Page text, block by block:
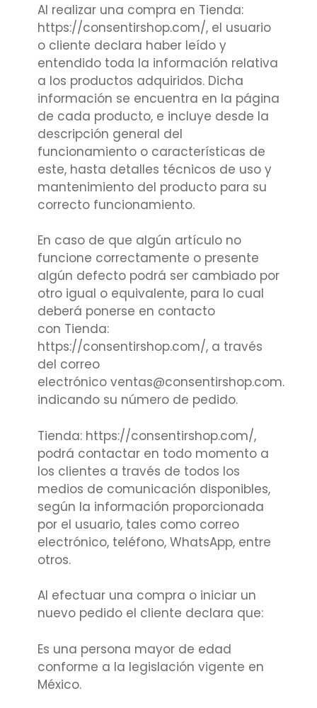
Al realizar una compra en Tienda:
https://consentirshop.com/, el usuario
o cliente declara haber leído y
entendido toda la información relativa
a los productos adquiridos. Dicha
información se encuentra en la página
de cada producto, e incluye desde la
descripción general del
funcionamiento o características de
este, hasta detalles técnicos de uso y
mantenimiento del producto para su
correcto funcionamiento.
En caso de que algún artículo no
funcione correctamente o presente
algún defecto podrá ser cambiado por
otro igual o equivalente, para lo cual
deberá ponerse en contacto
con Tienda:
https://consentirshop.com/, a través
del correo
electrónico ventas@consentirshop.com.
indicando su número de pedido.
Tienda: https://consentirshop.com/,
podrá contactar en todo momento a
los clientes a través de todos los
medios de comunicación disponibles,
según la información proporcionada
por el usuario, tales como correo
electrónico, teléfono, WhatsApp, entre
otros.
Al efectuar una compra o iniciar un
nuevo pedido el cliente declara que:
Es una persona mayor de edad
conforme a la legislación vigente en
México.